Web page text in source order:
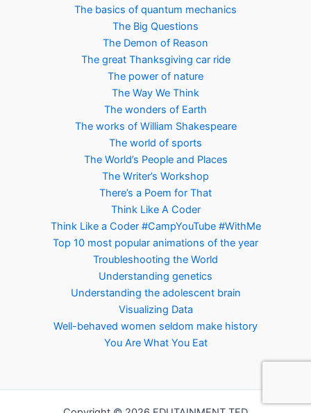
The basics of quantum mechanics
The Big Questions
The Demon of Reason
The great Thanksgiving car ride
The power of nature
The Way We Think
The wonders of Earth
The works of William Shakespeare
The world of sports
The World’s People and Places
The Writer’s Workshop
There’s a Poem for That
Think Like A Coder
Think Like a Coder #CampYouTube #WithMe
Top 10 most popular animations of the year
Troubleshooting the World
Understanding genetics
Understanding the adolescent brain
Visualizing Data
Well-behaved women seldom make history
You Are What You Eat